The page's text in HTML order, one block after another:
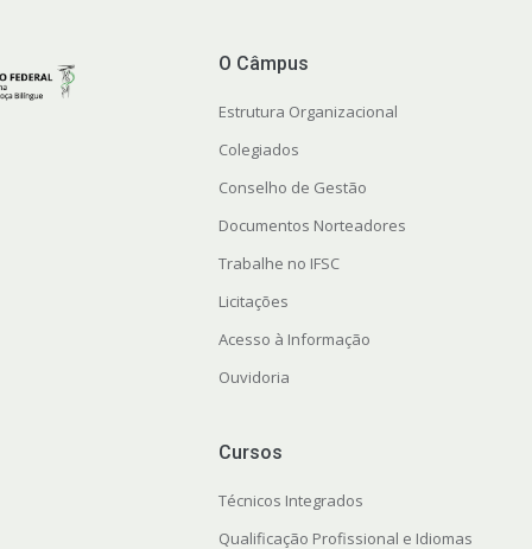
O Câmpus
Estrutura Organizacional
Colegiados
Conselho de Gestão
Documentos Norteadores
Trabalhe no IFSC
Licitações
Acesso à Informação
Ouvidoria
Cursos
Técnicos Integrados
Qualificação Profissional e Idiomas